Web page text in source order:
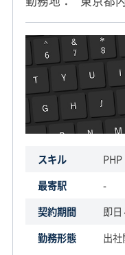
スキル
PHP
最寄駅
-
契約期間
即
勤務形態
出